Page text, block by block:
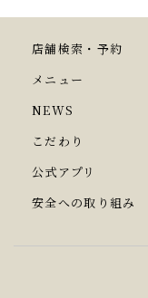
店舗検索・予約
メニュー
NEWS
こだわり
公式アプリ
安全への取り組み